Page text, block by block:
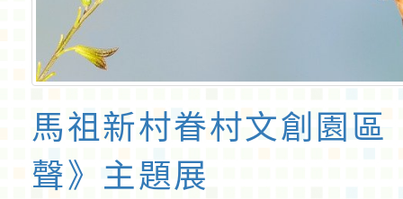
馬祖新村眷村文創園區
聲》主題展